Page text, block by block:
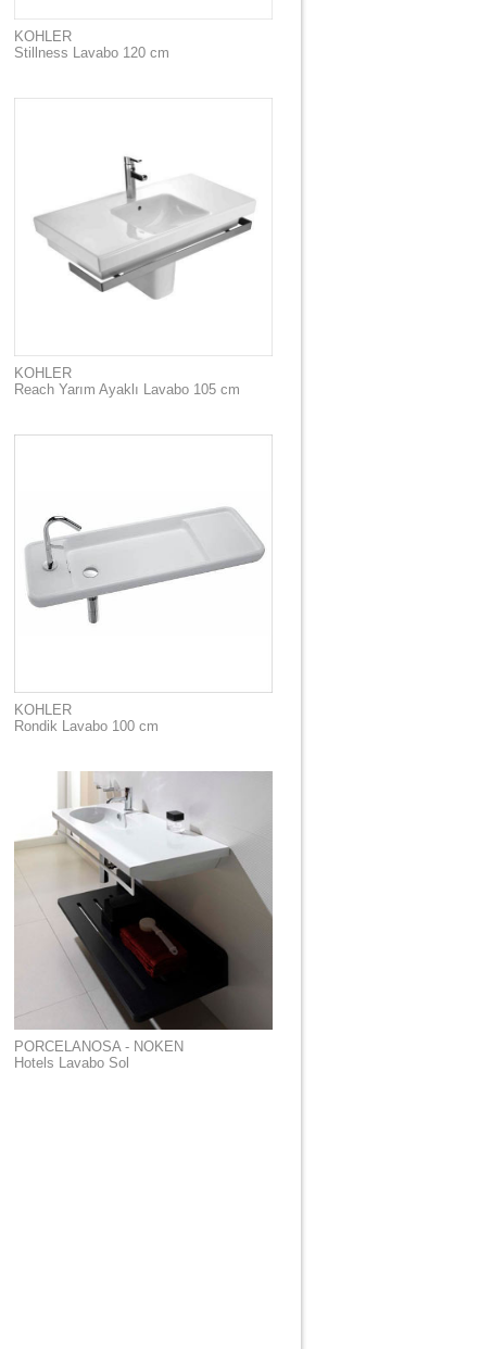
KOHLER
Stillness Lavabo 120 cm
KOHLER
Reach Yarım Ayaklı Lavabo 105 cm
KOHLER
Rondik Lavabo 100 cm
PORCELANOSA - NOKEN
Hotels Lavabo Sol